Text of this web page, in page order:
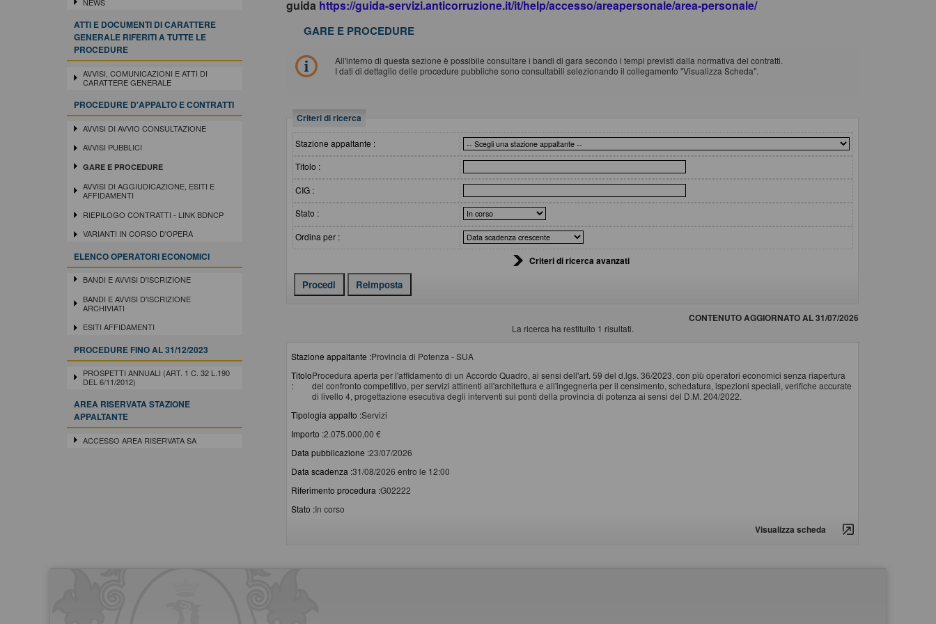
ATTI E DOCUMENTI DI CARATTERE
GENERALE RIFERITI A TUTTE LE
PROCEDURE
AVVISI, COMUNICAZIONI E ATTI DI
CARATTERE GENERALE
PROCEDURE D'APPALTO E CONTRATTI
AVVISI DI AVVIO CONSULTAZIONE
AVVISI PUBBLICI
GARE E PROCEDURE
AVVISI DI AGGIUDICAZIONE, ESITI E
AFFIDAMENTI
RIEPILOGO CONTRATTI - LINK BDNCP
VARIANTI IN CORSO D'OPERA
ELENCO OPERATORI ECONOMICI
BANDI E AVVISI D'ISCRIZIONE
BANDI E AVVISI D'ISCRIZIONE
ARCHIVIATI
ESITI AFFIDAMENTI
PROCEDURE FINO AL 31/12/2023
PROSPETTI ANNUALI (ART. 1 C. 32 L.190
DEL 6/11/2012)
AREA RISERVATA STAZIONE
APPALTANTE
ACCESSO AREA RISERVATA SA
guida https://guida-servizi.anticorruzione.it/it/help/accesso/areapersonale/area-personale/
GARE E PROCEDURE
All'interno di questa sezione è possibile consultare i bandi di gara secondo i tempi previsti dalla normativa dei contratti.
I dati di dettaglio delle procedure pubbliche sono consultabili selezionando il collegamento "Visualizza Scheda".
Criteri di ricerca
Stazione appaltante :
Titolo :
CIG :
Stato :
Ordina per :
Criteri di ricerca avanzati
CONTENUTO AGGIORNATO AL 31/07/2026
La ricerca ha restituito 1 risultati.
Stazione appaltante :Provincia di Potenza - SUA
Titolo
:
Procedura aperta per l'affidamento di un Accordo Quadro, ai sensi dell'art. 59 del d.lgs. 36/2023, con più operatori economici senza riapertura
del confronto competitivo, per servizi attinenti all'architettura e all'ingegneria per il censimento, schedatura, ispezioni speciali, verifiche accurate
di livello 4, progettazione esecutiva degli interventi sui ponti della provincia di potenza ai sensi del D.M. 204/2022.
Tipologia appalto :Servizi
Importo :2.075.000,00 €
Data pubblicazione :23/07/2026
Data scadenza :31/08/2026 entro le 12:00
Riferimento procedura :G02222
Stato :In corso
Visualizza scheda